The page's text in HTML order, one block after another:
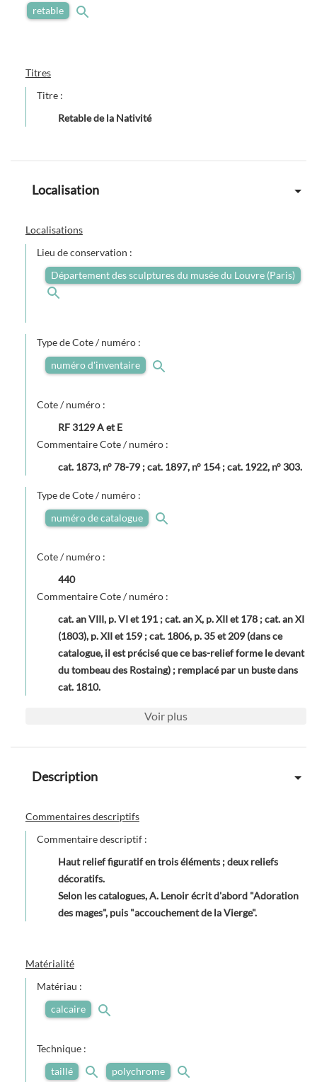
retable
Titres
Titre :
Retable de la Nativité
Localisation
Localisations
Lieu de conservation :
Département des sculptures du musée du Louvre (Paris)
Type de Cote / numéro :
numéro d'inventaire
Cote / numéro :
RF 3129 A et E
Commentaire Cote / numéro :
cat. 1873, n° 78-79 ; cat. 1897, n° 154 ; cat. 1922, n° 303.
Type de Cote / numéro :
numéro de catalogue
Cote / numéro :
440
Commentaire Cote / numéro :
cat. an VIII, p. VI et 191 ; cat. an X, p. XII et 178 ; cat. an XI
(1803), p. XII et 159 ; cat. 1806, p. 35 et 209 (dans ce
catalogue, il est précisé que ce bas-relief forme le devant
du tombeau des Rostaing) ; remplacé par un buste dans
cat. 1810.
Voir plus
Description
Commentaires descriptifs
Commentaire descriptif :
Haut relief figuratif en trois éléments ; deux reliefs
décoratifs.
Selon les catalogues, A. Lenoir écrit d'abord "Adoration
des mages", puis "accouchement de la Vierge".
Matérialité
Matériau :
calcaire
Technique :
taillé
polychrome